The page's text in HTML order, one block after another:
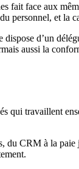
fait face aux
et la
d’un
aussi la
qui travaillent
CRM à la